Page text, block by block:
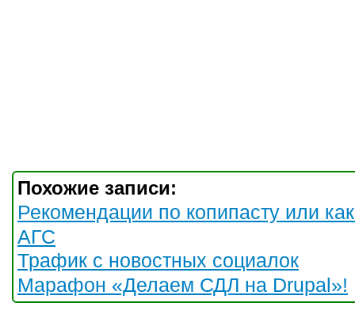
Похожие записи:
Рекомендации по копипасту или
АГС
Трафик с новостных социалок
Марафон «Делаем СДЛ на Drupal»!